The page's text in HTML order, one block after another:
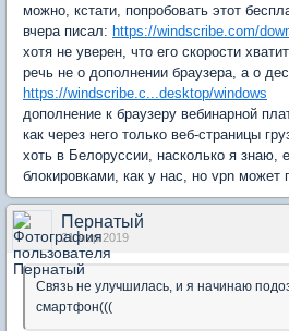
можно, кстати, попробовать этот
вчера писал: https://windscribe.com/
хотя не уверен, что его скорости хватит
речь не о дополнении браузера, а о
https://windscribe.c...desktop/windows
дополнение к браузеру вебинарной
как через него только веб-страницы
хоть в Белоруссии, насколько я знаю,
блокировками, как у нас, но vpn может
Пернатый
21 мар 2019
Связь не улучшилась, и я начинаю
смартфон(((